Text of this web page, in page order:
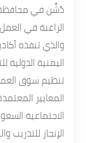
دُشِّن في محافظة
الراغبة في
والذي تنفذه
اليمنية
تنظيم سوق
المعايير
الاجتماعية
الإنجاز للتدريب